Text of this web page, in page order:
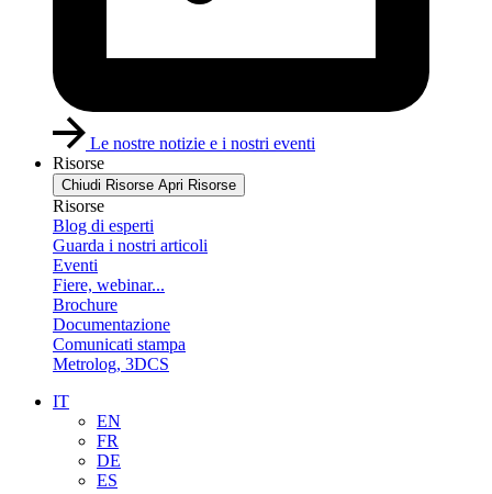
Le nostre notizie e i nostri eventi
Risorse
Chiudi Risorse Apri Risorse
Risorse
Blog di esperti
Guarda i nostri articoli
Eventi
Fiere, webinar...
Brochure
Documentazione
Comunicati stampa
Metrolog, 3DCS
IT
EN
FR
DE
ES